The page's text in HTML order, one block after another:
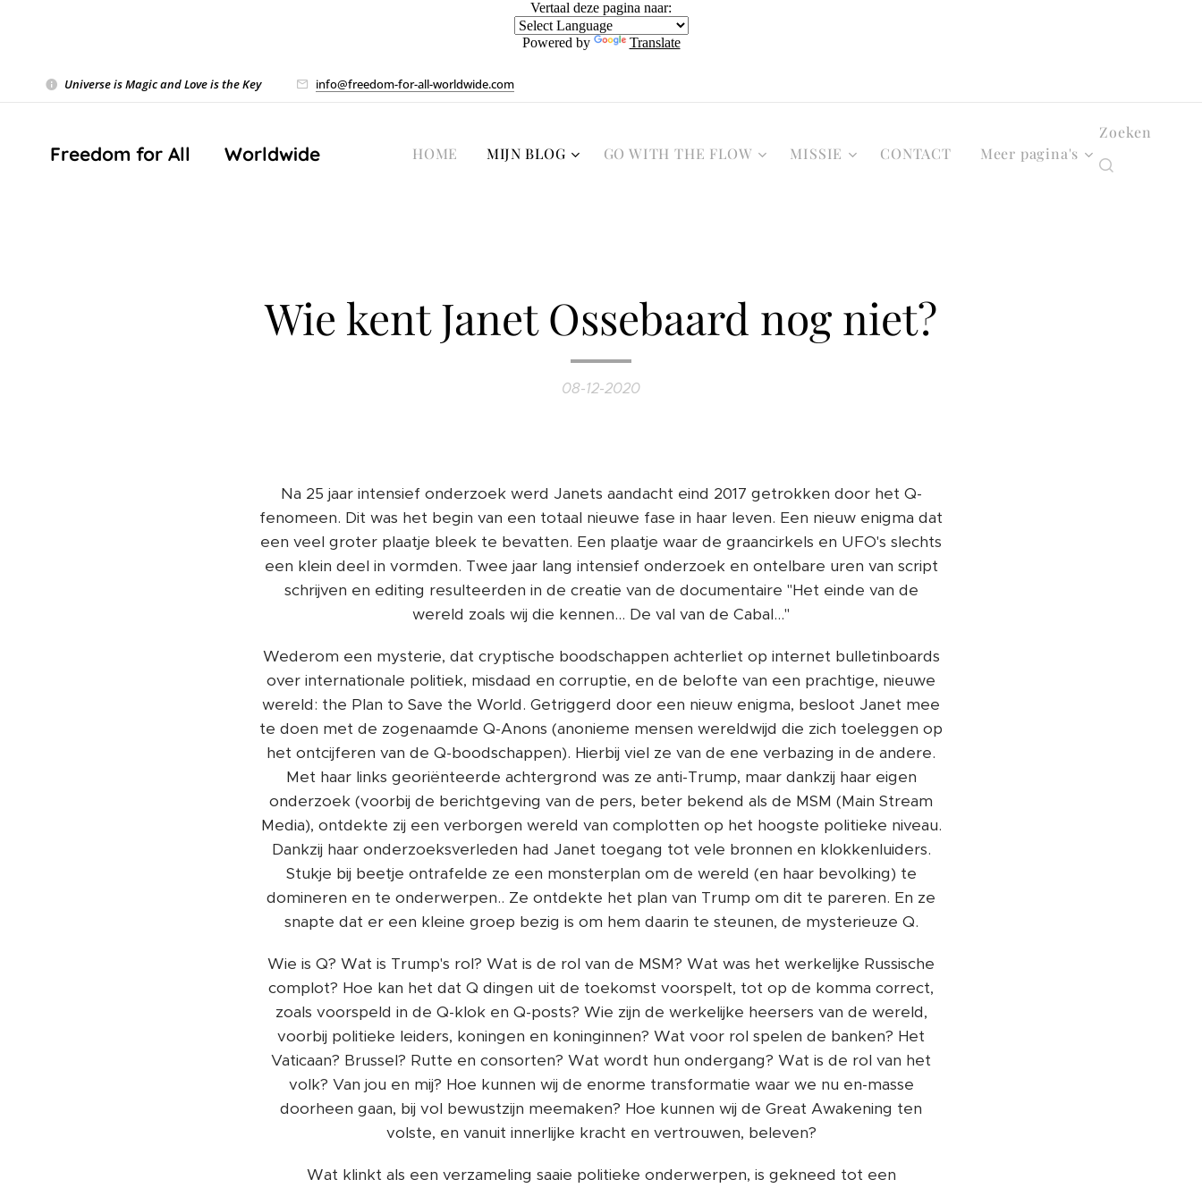
Vertaal deze pagina naar:
Powered by Translate
Universe is Magic and Love is the Key❤️ info@freedom-for-all-worldwide.com
Freedom for All ❤️ Worldwide HOME MIJN BLOG GO WITH THE FLOW MISSIE CONTACT Meer pagina's
Zoeken
Wie kent Janet Ossebaard nog niet?
08-12-2020
Na 25 jaar intensief onderzoek werd Janets aandacht eind 2017 getrokken door het Q-
fenomeen. Dit was het begin van een totaal nieuwe fase in haar leven. Een nieuw enigma dat
een veel groter plaatje bleek te bevatten. Een plaatje waar de graancirkels en UFO's slechts
een klein deel in vormden. Twee jaar lang intensief onderzoek en ontelbare uren van script
schrijven en editing resulteerden in de creatie van de documentaire "Het einde van de
wereld zoals wij die kennen... De val van de Cabal..."
Wederom een mysterie, dat cryptische boodschappen achterliet op internet bulletinboards
over internationale politiek, misdaad en corruptie, en de belofte van een prachtige, nieuwe
wereld: the Plan to Save the World. Getriggerd door een nieuw enigma, besloot Janet mee
te doen met de zogenaamde Q-Anons (anonieme mensen wereldwijd die zich toeleggen op
het ontcijferen van de Q-boodschappen). Hierbij viel ze van de ene verbazing in de andere.
Met haar links georiënteerde achtergrond was ze anti-Trump, maar dankzij haar eigen
onderzoek (voorbij de berichtgeving van de pers, beter bekend als de MSM (Main Stream
Media), ontdekte zij een verborgen wereld van complotten op het hoogste politieke niveau.
Dankzij haar onderzoeksverleden had Janet toegang tot vele bronnen en klokkenluiders.
Stukje bij beetje ontrafelde ze een monsterplan om de wereld (en haar bevolking) te
domineren en te onderwerpen.. Ze ontdekte het plan van Trump om dit te pareren. En ze
snapte dat er een kleine groep bezig is om hem daarin te steunen, de mysterieuze Q.
​Wie is Q? Wat is Trump's rol? Wat is de rol van de MSM? Wat was het werkelijke Russische
complot? Hoe kan het dat Q dingen uit de toekomst voorspelt, tot op de komma correct,
zoals voorspeld in de Q-klok en Q-posts? Wie zijn de werkelijke heersers van de wereld,
voorbij politieke leiders, koningen en koninginnen? Wat voor rol spelen de banken? Het
Vaticaan? Brussel? Rutte en consorten? Wat wordt hun ondergang? Wat is de rol van het
volk? Van jou en mij? Hoe kunnen wij de enorme transformatie waar we nu en-masse
doorheen gaan, bij vol bewustzijn meemaken? Hoe kunnen wij de Great Awakening ten
volste, en vanuit innerlijke kracht en vertrouwen, beleven?
​Wat klinkt als een verzameling saaie politieke onderwerpen, is gekneed tot een